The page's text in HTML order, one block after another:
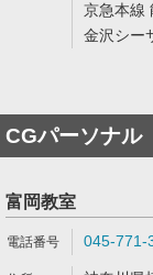
京急本線
金沢シー
CGパーソナル
富岡教室
045-771-